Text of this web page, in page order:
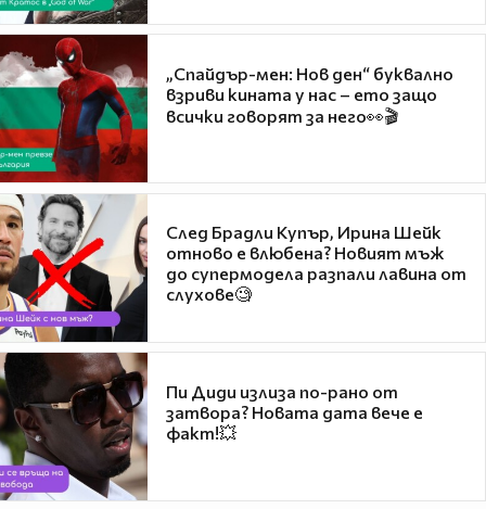
„Спайдър-мен: Нов ден“ буквално
взриви кината у нас – ето защо
всички говорят за него👀🎬
След Брадли Купър, Ирина Шейк
отново е влюбена? Новият мъж
до супермодела разпали лавина от
слухове🧐
Пи Диди излиза по-рано от
затвора? Новата дата вече е
факт!💥